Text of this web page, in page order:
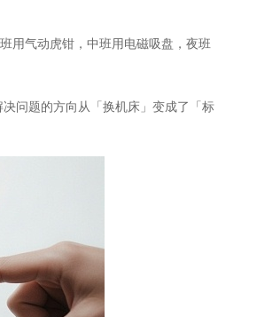
用气动虎钳，中班用电磁吸盘，夜班
问题的方向从「换机床」变成了「标